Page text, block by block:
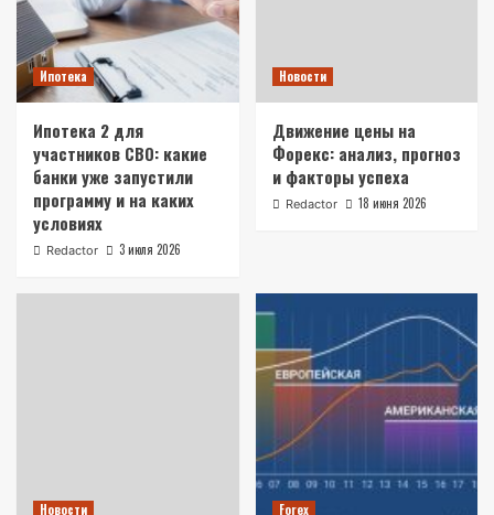
Ипотека
Ипотека 2 для
участников СВО: какие
банки уже запустили
программу и на каких
условиях
Redactor 3 июля 2026
Новости
Движение цены на
Форекс: анализ, прогноз
и факторы успеха
Redactor 18 июня 2026
Новости Forex